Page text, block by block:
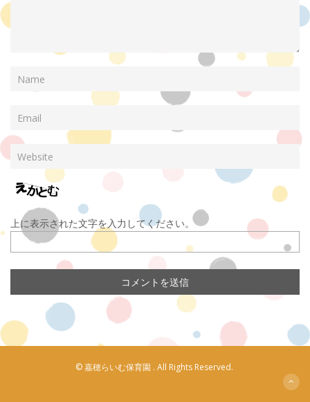
上に表示された文字を入力してください。
© 嘉穂らいむ保育園 . All Rights Reserved.